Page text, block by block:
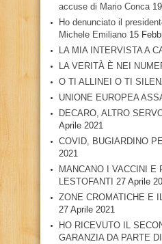
accuse di Mario Conca
Ho denunciato il
Michele Emiliano 15
LA MIA INTERVISTA A
LA VERITÀ È NEI
O TI ALLINEI O TI
UNIONE EUROPEA
DECARO, ALTRO
Aprile 2021
COVID, BUGIARDINO
2021
MANCANO I VACCINI
LESTOFANTI 27 Aprile
ZONE CROMATICHE E
27 Aprile 2021
HO RICEVUTO IL
GARANZIA DA PARTE